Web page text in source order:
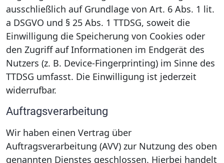
ausschließlich auf Grundlage von Art. 6 Abs. 1 lit.
a DSGVO und § 25 Abs. 1 TTDSG, soweit die
Einwilligung die Speicherung von Cookies oder
den Zugriff auf Informationen im Endgerät des
Nutzers (z. B. Device-Fingerprinting) im Sinne des
TTDSG umfasst. Die Einwilligung ist jederzeit
widerrufbar.
Auftragsverarbeitung
Wir haben einen Vertrag über
Auftragsverarbeitung (AVV) zur Nutzung des oben
genannten Dienstes geschlossen. Hierbei handelt